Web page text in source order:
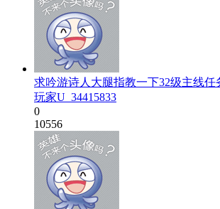
求吟游诗人大腿指教一下32级主线任
玩家U_34415833
0
10556